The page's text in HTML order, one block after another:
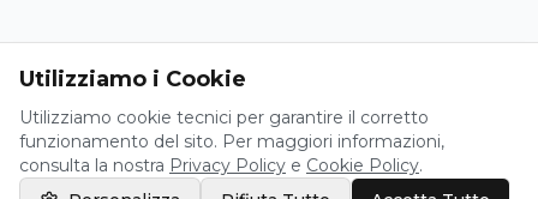
Utilizziamo i Cookie
Utilizziamo cookie tecnici per garantire il corretto
funzionamento del sito. Per maggiori informazioni,
consulta la nostra Privacy Policy e Cookie Policy.